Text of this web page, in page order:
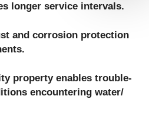
longer service intervals.
and corrosion protection
property enables trouble-
encountering water/